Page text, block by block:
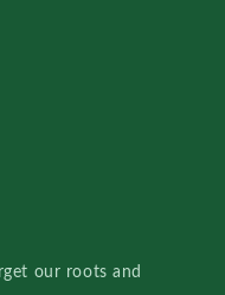
our roots and